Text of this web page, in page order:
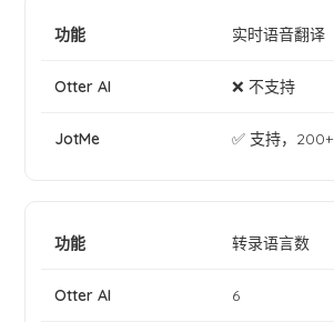
实时语音翻译
❌ 不支持
✅ 支持，
转录语言数
6